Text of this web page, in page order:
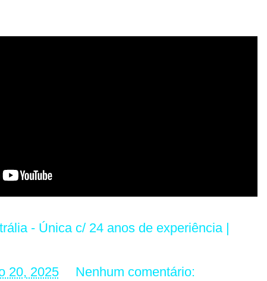
- Única c/ 24 anos de experiência |
20, 2025 Nenhum comentário: